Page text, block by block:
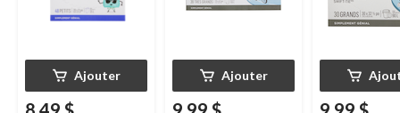
Ajouter Ajouter